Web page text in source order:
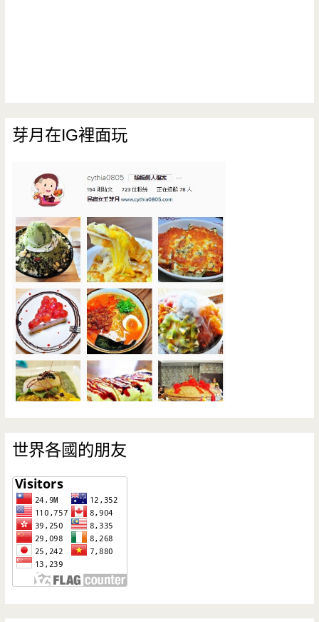
芽月在IG裡面玩
世界各國的朋友